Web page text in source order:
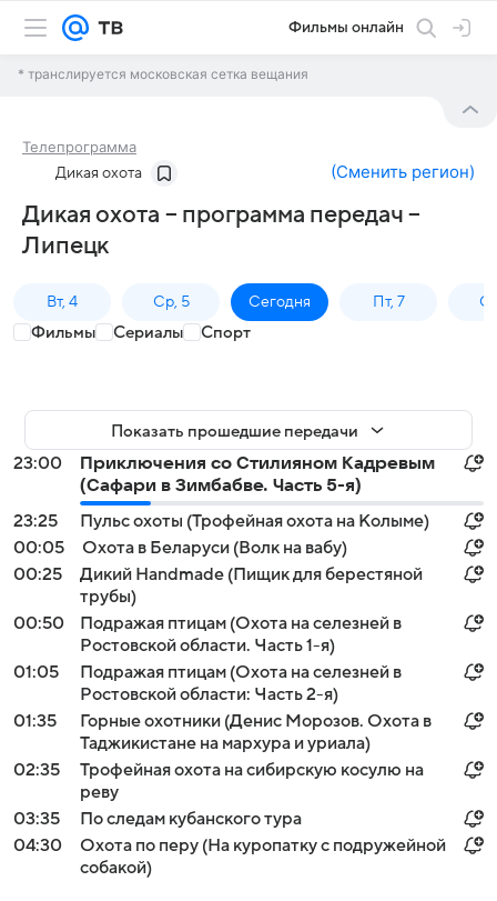
Фильмы онлайн
* транслируется московская сетка вещания
Телепрограмма
Дикая охота (Сменить регион)
Дикая охота – программа передач –
Липецк
Вт, 4 Ср, 5 Сегодня Пт, 7
Фильмы Сериалы Спорт
Показать прошедшие передачи
23:00
Приключения со Стилияном Кадревым
(Сафари в Зимбабве. Часть 5-я)
23:25
Пульс охоты (Трофейная охота на Колыме)
00:05
Охота в Беларуси (Волк на вабу)
00:25
Дикий Handmade (Пищик для берестяной
трубы)
00:50
Подражая птицам (Охота на селезней в
Ростовской области. Часть 1-я)
01:05
Подражая птицам (Охота на селезней в
Ростовской области: Часть 2-я)
01:35
Горные охотники (Денис Морозов. Охота в
Таджикистане на мархура и уриала)
02:35
Трофейная охота на сибирскую косулю на
реву
03:35
По следам кубанского тура
04:30
Охота по перу (На куропатку с подружейной
собакой)